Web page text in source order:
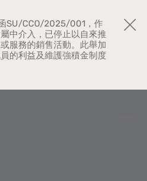
SU/CCO/2025/001，作
中介入，已停止以自來推
服務的銷售活動。此舉加
的利益及維護強積金制度